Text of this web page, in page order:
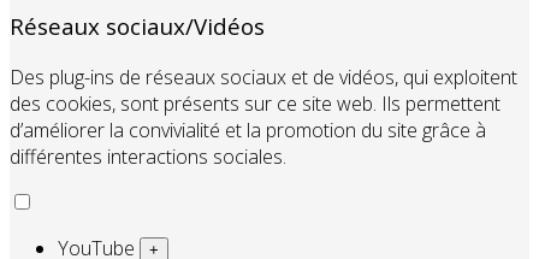
Réseaux sociaux/Vidéos
Des plug-ins de réseaux sociaux et de vidéos, qui exploitent
des cookies, sont présents sur ce site web. Ils permettent
d’améliorer la convivialité et la promotion du site grâce à
différentes interactions sociales.
YouTube +